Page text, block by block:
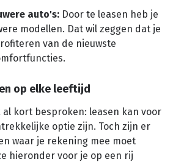
auto's: Door te leasen heb je
modellen. Dat wil zeggen dat je
van de nieuwste
op elke leeftijd
al kort besproken: leasen kan voor
optie zijn. Toch zijn er
waar je rekening mee moet
hieronder voor je op een rij